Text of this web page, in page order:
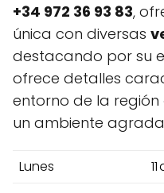
+34 972 36 93 83,
única con diversas
destacando por su
ofrece detalles
entorno de la región
un ambiente
Lunes